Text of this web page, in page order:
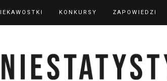
KONKURSY ZAPOWIEDZI